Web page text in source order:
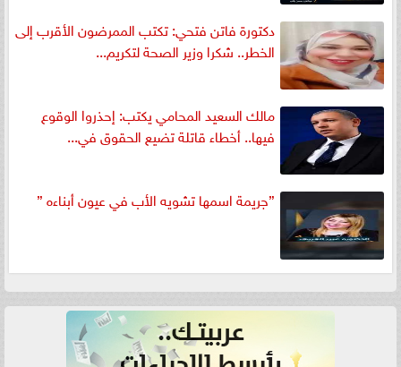
دكتورة فاتن فتحي: تكتب الممرضون الأقرب إلى
الخطر.. شكرا وزير الصحة لتكريم...
مالك السعيد المحامي يكتب: إحذروا الوقوع
فيها.. أخطاء قاتلة تضيع الحقوق في...
”جريمة اسمها تشويه الأب في عيون أبناءه ”